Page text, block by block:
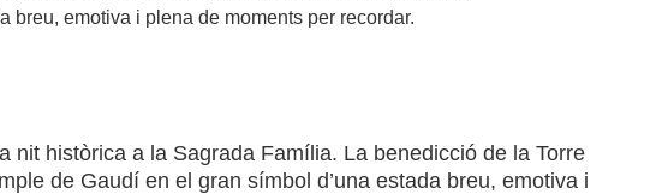
breu, emotiva i plena de moments per recordar.
històrica a la Sagrada Família. La benedicció de la Torre
de Gaudí en el gran símbol d’una estada breu, emotiva i